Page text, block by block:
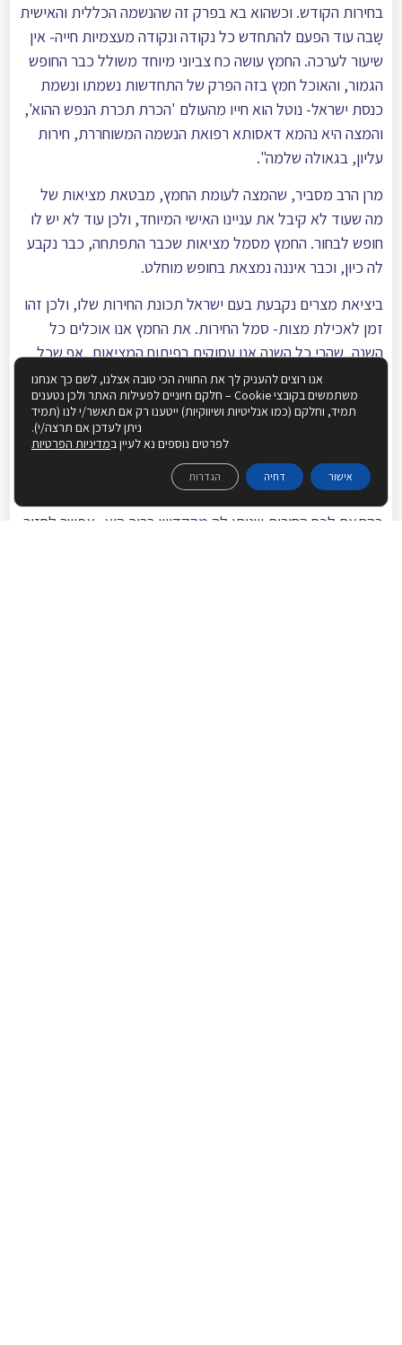
בחירות הקודש. וכשהוא בא בפרק זה שהנשמה הכללית והאישית
שָבה עוד הפעם להתחדש כל נקודה ונקודה מעצמיות חייה- אין
שיעור לערכה. החמץ עושה כח צביוני מיוחד משולל כבר החופש
הגמור, והאוכל חמץ בזה הפרק של התחדשות נשמתו ונשמת
כנסת ישראל- נוטל הוא חייו מהעולם 'הכרת תכרת הנפש ההוא',
והמצה היא נהמא דאסותא רפואת הנשמה המשוחררת, חירות
עליון, בגאולה שלמה".
מרן הרב מסביר, שהמצה לעומת החמץ, מבטאת מציאות של
מה שעוד לא קיבל את עניינו האישי המיוחד, ולכן עוד לא יש לו
חופש לבחור. החמץ מסמל מציאות שכבר התפתחה, כבר נקבע
לה כיוּן, וכבר איננה נמצאת בחופש מוחלט.
ביציאת מצרים נקבעת בעם ישראל תכונת החירות שלו, ולכן זהו
זמן לאכילת מצות- סמל החירות. את החמץ אנו אוכלים כל
השנה, שהרי כל השנה אנו עסוקים בפיתוח המציאות, אף שכל
התפתחות מאבדת במידה מסוימת את החירות שלה, כך הרי
דרכו והתפתחותו של העולם. אבל בפסח, שבו אנו חוזרים כל
שנה אל אותו התהליך המיוחד אשר הקדוש ברוך הוא העביר
אותנו באותו זמן מיוחד של יציאת מצרים, באותו פרק זמן אין
להפריע לנפש לקבל את כח החירות שהקדוש ברוך מטביע בה.
בהתאם לכח החירות שניתן לה מהקדוש ברוך הוא- אפשר לחזור
אנו רוצים להעניק לך את החוויה הכי טובה אצלנו, לשם כך אנחנו
משתמשים בקובצי Cookie – חלקם חיוניים לפעילות האתר ולכן נטענים
תמיד, וחלקם (כמו אנליטיות ושיווקיות) ייטענו רק אם תאשר/י לנו (תמיד
ניתן לעדכן אם תרצה/י).
לפרטים נוספים נא לעיין במדיניות הפרטיות
אישור דחיה הגדרות